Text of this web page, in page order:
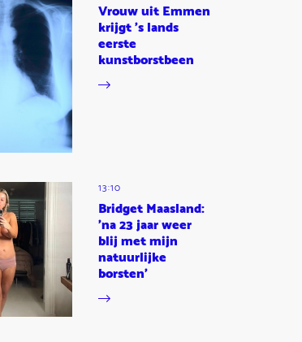
Vrouw uit Emmen
krijgt 's lands
eerste
kunstborstbeen
13:10
Bridget Maasland:
'na 23 jaar weer
blij met mijn
natuurlijke
borsten'